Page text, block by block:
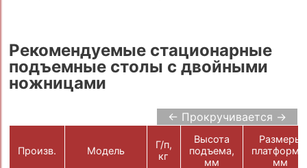
Рекомендуемые стационарные
подъемные столы с двойными
ножницами
← Прокручивается →
Произв. Модель
Г/п,
кг
Высота
подъема,
мм
Размеры
мм